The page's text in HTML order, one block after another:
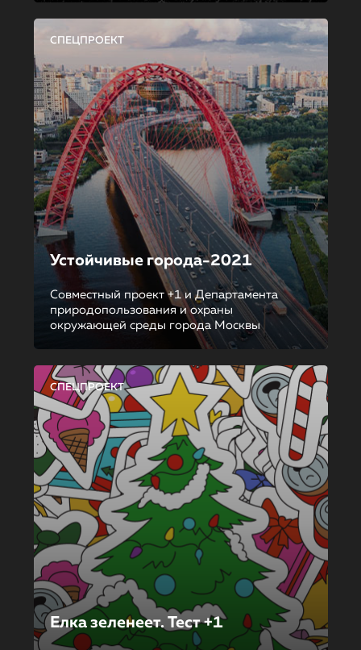
СПЕЦПРОЕКТ
Устойчивые города-2021
Совместный проект +1 и Департамента
природопользования и охраны
окружающей среды города Москвы
СПЕЦПРОЕКТ
Елка зеленеет. Тест +1